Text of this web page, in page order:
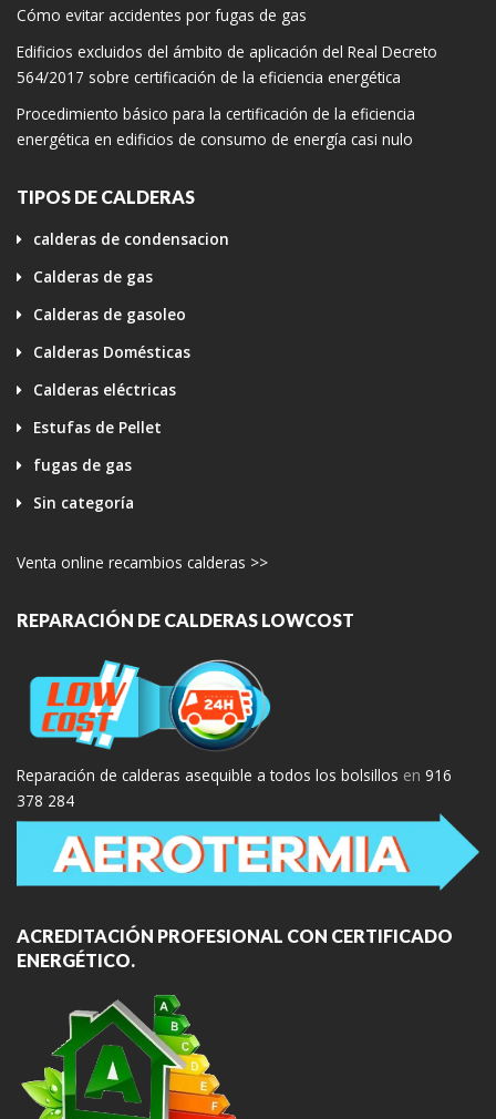
Cómo evitar accidentes por fugas de gas
Edificios excluidos del ámbito de aplicación del Real Decreto
564/2017 sobre certificación de la eficiencia energética
Procedimiento básico para la certificación de la eficiencia
energética en edificios de consumo de energía casi nulo
TIPOS DE CALDERAS
calderas de condensacion
Calderas de gas
Calderas de gasoleo
Calderas Domésticas
Calderas eléctricas
Estufas de Pellet
fugas de gas
Sin categoría
Venta online recambios calderas >>
REPARACIÓN DE CALDERAS LOWCOST
Reparación de calderas asequible a todos los bolsillos en 916
378 284
ACREDITACIÓN PROFESIONAL CON CERTIFICADO
ENERGÉTICO.